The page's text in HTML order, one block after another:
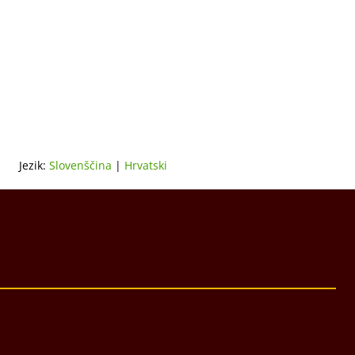
Jezik: Slovenščina | Hrvatski